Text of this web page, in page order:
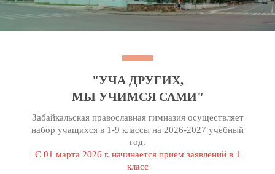
"УЧА ДРУГИХ,
МЫ УЧИМСЯ САМИ"
Забайкальская православная гимназия осуществляет
набор учащихся в 1-9 классы на 2026-2027 учебный
год.
С 01 марта 2026 г. начинается прием заявлений в 1
класс